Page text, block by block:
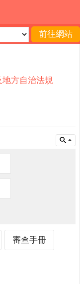
地方自治法規
審查手冊